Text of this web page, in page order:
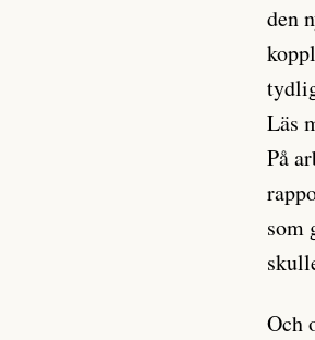
den
Läs
På
som
Och